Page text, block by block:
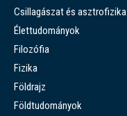
Csillagászat és asztrofizika
Élettudományok
Filozófia
Fizika
Földrajz
Földtudományok